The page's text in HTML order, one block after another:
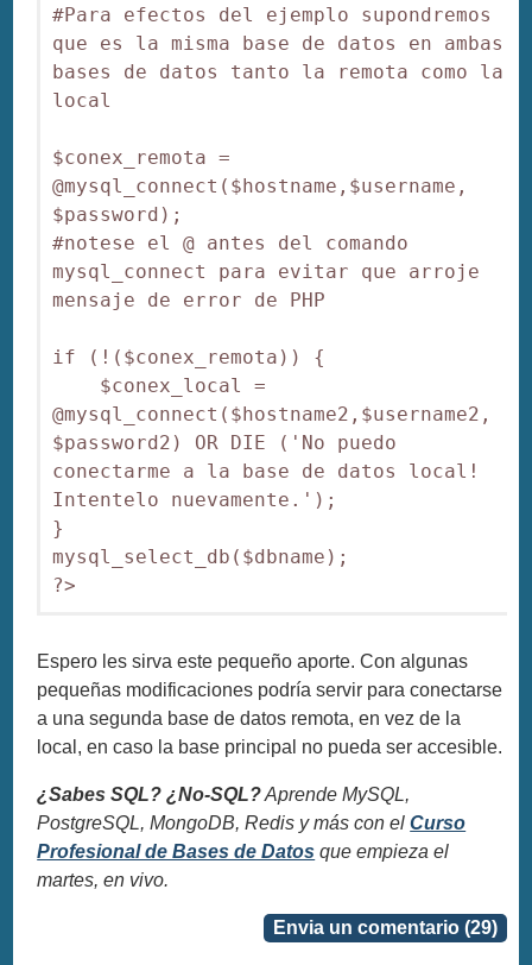
#Para efectos del ejemplo supondremos
que es la misma base de datos en ambas
bases de datos tanto la remota como la
local
$conex_remota =
@mysql_connect($hostname,$username,
$password);
#notese el @ antes del comando
mysql_connect para evitar que arroje
mensaje de error de PHP
if (!($conex_remota)) {
$conex_local =
@mysql_connect($hostname2,$username2,
$password2) OR DIE ('No puedo
conectarme a la base de datos local!
Intentelo nuevamente.');
}
mysql_select_db($dbname);
?>
Espero les sirva este pequeño aporte. Con algunas
pequeñas modificaciones podría servir para conectarse
a una segunda base de datos remota, en vez de la
local, en caso la base principal no pueda ser accesible.
¿Sabes SQL? ¿No-SQL?Aprende MySQL,
PostgreSQL, MongoDB, Redis y más con elCurso
Profesional de Bases de Datos que empieza el
martes, en vivo.
Envia un comentario (29)